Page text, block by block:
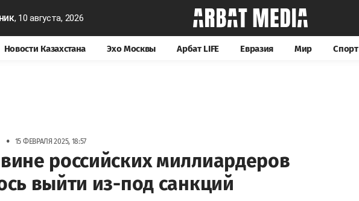
, 10 августа, 2026
Новости Казахстана Эхо Москвы Арбат LIFE Евразия Мир Спорт
• 15 ФЕВРАЛЯ 2025, 18:57
российских миллиардеров
выйти из-под санкций